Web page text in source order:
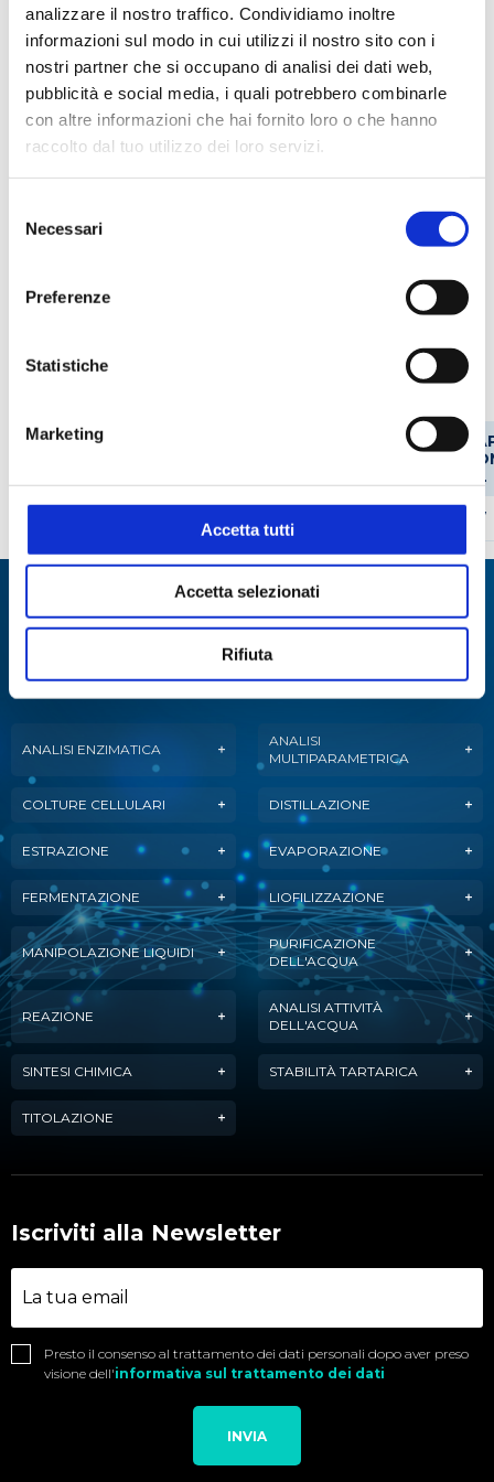
analizzare il nostro traffico. Condividiamo inoltre
informazioni sul modo in cui utilizzi il nostro sito con i
nostri partner che si occupano di analisi dei dati web,
pubblicità e social media, i quali potrebbero combinarle
con altre informazioni che hai fornito loro o che hanno
raccolto dal tuo utilizzo dei loro servizi.
delNecessari
Preferenze
Statistiche
Marketing
Accetta tutti
Accetta selezionati
Rifiuta
Enologico
Applicazioni
Analisi delle acque
Codici prodotto
CAMMINO
OTTICO
ML
Quarzo 0,7
Specialisti in:
Abbiamo sviluppato soluzioni, tecnologie e
ANALISI ENZIMATICA
ANALISI
MULTIPARAMETRICA
COLTURE CELLULARI DISTILLAZIONE
ESTRAZIONE EVAPORAZIONE
FERMENTAZIONE LIOFILIZZAZIONE
MANIPOLAZIONE LIQUIDI
PURIFICAZIONE
DELL'ACQUA
REAZIONE
ANALISI ATTIVITÀ
DELL'ACQUA
SINTESI CHIMICA STABILITÀ TARTARICA
TITOLAZIONE
Iscriviti alla Newsletter
Presto il consenso al trattamento dei dati personali dopo aver preso
visione dell'informativa sul trattamento dei dati
INVIA